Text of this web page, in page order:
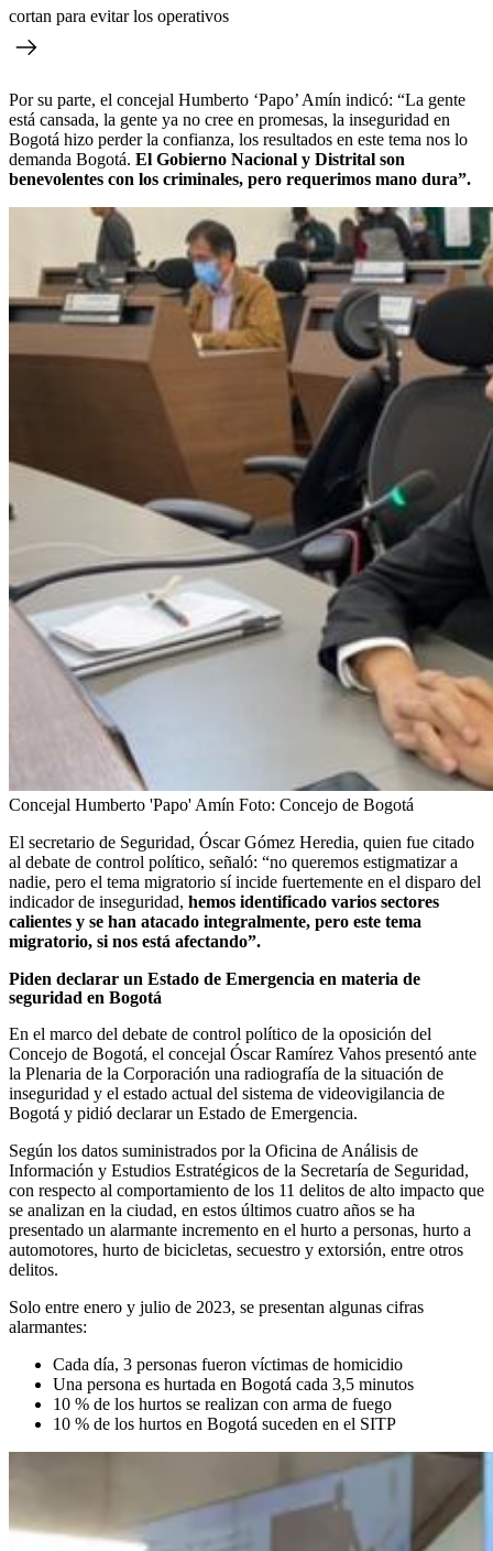
cortan para evitar los operativos
Por su parte, el concejal Humberto ‘Papo’ Amín indicó: “La gente
está cansada, la gente ya no cree en promesas, la inseguridad en
Bogotá hizo perder la confianza, los resultados en este tema nos lo
demanda Bogotá. El Gobierno Nacional y Distrital son
benevolentes con los criminales, pero requerimos mano dura”.
Concejal Humberto 'Papo' Amín Foto: Concejo de Bogotá
El secretario de Seguridad, Óscar Gómez Heredia, quien fue citado
al debate de control político, señaló: “no queremos estigmatizar a
nadie, pero el tema migratorio sí incide fuertemente en el disparo del
indicador de inseguridad, hemos identificado varios sectores
calientes y se han atacado integralmente, pero este tema
migratorio, si nos está afectando”.
Piden declarar un Estado de Emergencia en materia de
seguridad en Bogotá
En el marco del debate de control político de la oposición del
Concejo de Bogotá, el concejal Óscar Ramírez Vahos presentó ante
la Plenaria de la Corporación una radiografía de la situación de
inseguridad y el estado actual del sistema de videovigilancia de
Bogotá y pidió declarar un Estado de Emergencia.
Según los datos suministrados por la Oficina de Análisis de
Información y Estudios Estratégicos de la Secretaría de Seguridad,
con respecto al comportamiento de los 11 delitos de alto impacto que
se analizan en la ciudad, en estos últimos cuatro años se ha
presentado un alarmante incremento en el hurto a personas, hurto a
automotores, hurto de bicicletas, secuestro y extorsión, entre otros
delitos.
Solo entre enero y julio de 2023, se presentan algunas cifras
alarmantes:
Cada día, 3 personas fueron víctimas de homicidio
Una persona es hurtada en Bogotá cada 3,5 minutos
10 % de los hurtos se realizan con arma de fuego
10 % de los hurtos en Bogotá suceden en el SITP